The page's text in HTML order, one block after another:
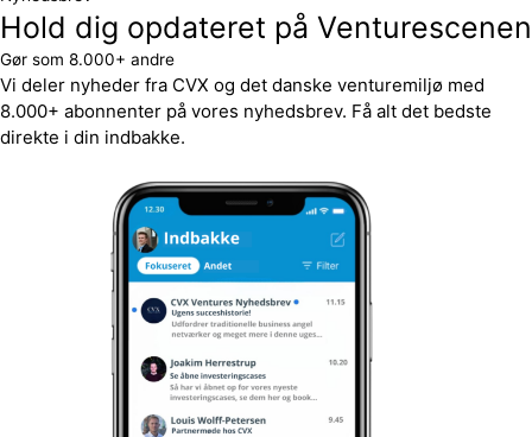
Hold dig opdateret på Venturescenen
Gør som 8.000+ andre
Vi deler nyheder fra CVX og det danske venturemiljø med
8.000+ abonnenter på vores nyhedsbrev. Få alt det bedste
direkte i din indbakke.